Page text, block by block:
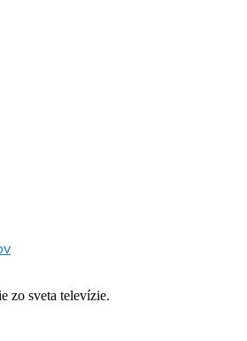
zo sveta televízie.